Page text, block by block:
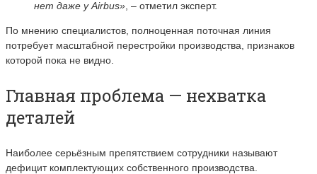
нет даже у Airbus» , – отметил эксперт.
По мнению специалистов, полноценная поточная линия
потребует масштабной перестройки производства, признаков
которой пока не видно.
Главная проблема — нехватка
деталей
Наиболее серьёзным препятствием сотрудники называют
дефицит комплектующих собственного производства.